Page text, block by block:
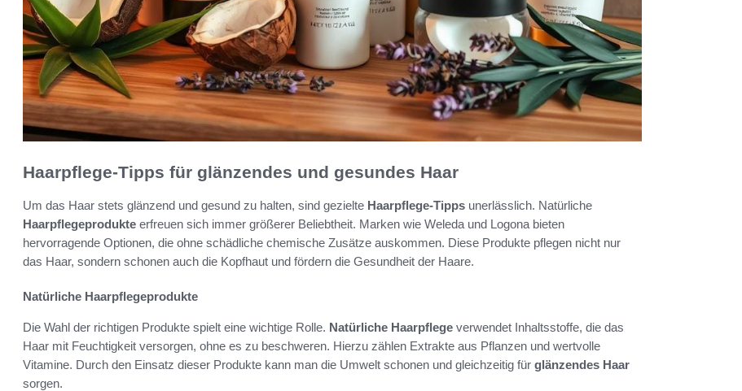
Haarpflege-Tipps für glänzendes und gesundes Haar
Um das Haar stets glänzend und gesund zu halten, sind gezielte Haarpflege-Tipps unerlässlich. Natürliche
Haarpflegeprodukte erfreuen sich immer größerer Beliebtheit. Marken wie Weleda und Logona bieten
hervorragende Optionen, die ohne schädliche chemische Zusätze auskommen. Diese Produkte pflegen nicht nur
das Haar, sondern schonen auch die Kopfhaut und fördern die Gesundheit der Haare.
Natürliche Haarpflegeprodukte
Die Wahl der richtigen Produkte spielt eine wichtige Rolle. Natürliche Haarpflege verwendet Inhaltsstoffe, die das
Haar mit Feuchtigkeit versorgen, ohne es zu beschweren. Hierzu zählen Extrakte aus Pflanzen und wertvolle
Vitamine. Durch den Einsatz dieser Produkte kann man die Umwelt schonen und gleichzeitig für glänzendes Haar
sorgen.